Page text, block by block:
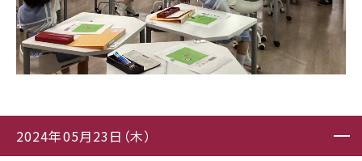
2024年05月23日（木）